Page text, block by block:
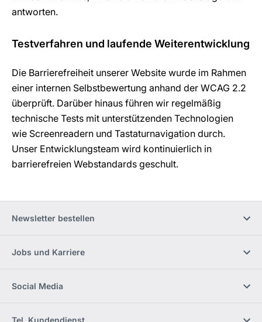
antworten.
Testverfahren und laufende Weiterentwicklung
Die Barrierefreiheit unserer Website wurde im Rahmen
einer internen Selbstbewertung anhand der WCAG 2.2
überprüft. Darüber hinaus führen wir regelmäßig
technische Tests mit unterstützenden Technologien
wie Screenreadern und Tastaturnavigation durch.
Unser Entwicklungsteam wird kontinuierlich in
barrierefreien Webstandards geschult.
Newsletter bestellen
Jobs und Karriere
Social Media
Tel. Kundendienst